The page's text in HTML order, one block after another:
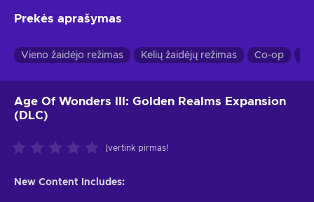
Prekės aprašymas
Vieno žaidėjo režimas Kelių žaidėjų režimas Co-op
Age Of Wonders III: Golden Realms Expansion
(DLC)
Įvertink pirmas!
New Content Includes: